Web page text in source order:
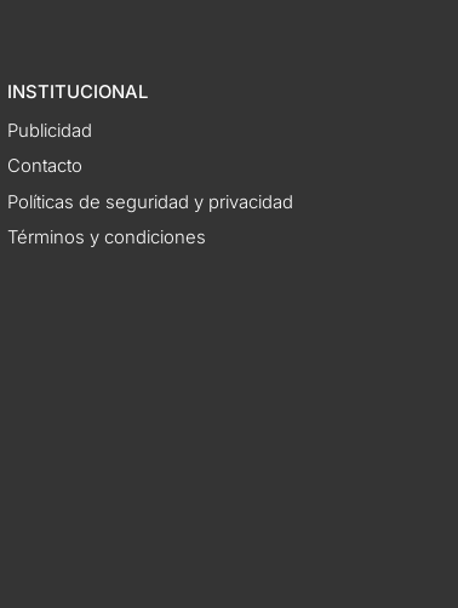
INSTITUCIONAL
Publicidad
Contacto
Políticas de seguridad y privacidad
Términos y condiciones